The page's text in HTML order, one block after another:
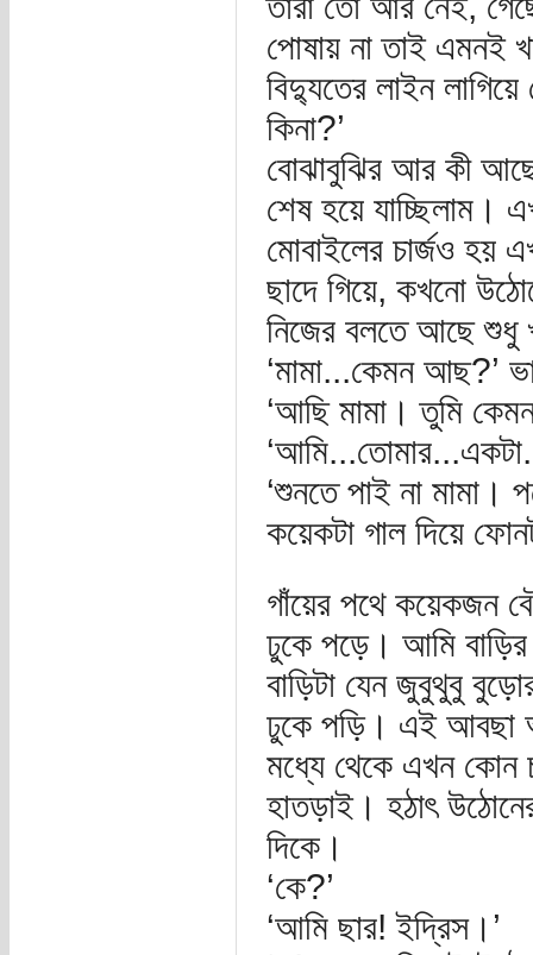
পোষায় না তাই
বিদ্যুতের লাইন
কিনা?’
বোঝাবুঝির আর কী
শেষ হয়ে যাচ্ছিলাম।
মোবাইলের চার্জও হয়
ছাদে গিয়ে, কখনো
নিজের বলতে আছে শুধু
‘মামা...কেমন আছ?’
‘আছি মামা। তুমি
‘শুনতে পাই না মামা।
কয়েকটা গাল দিয়ে
গাঁয়ের পথে কয়েকজন
ঢুকে পড়ে। আমি
বাড়িটা যেন জুবুথুবু
ঢুকে পড়ি। এই আবছা
মধ্যে থেকে এখন কোন
হাতড়াই। হঠাৎ
দিকে।
‘কে?’
‘আমি ছার! ইদ্রিস।’